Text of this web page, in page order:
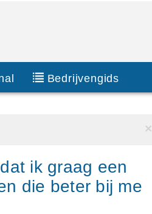
Bedrijvengids
×
ik graag een
die beter bij me